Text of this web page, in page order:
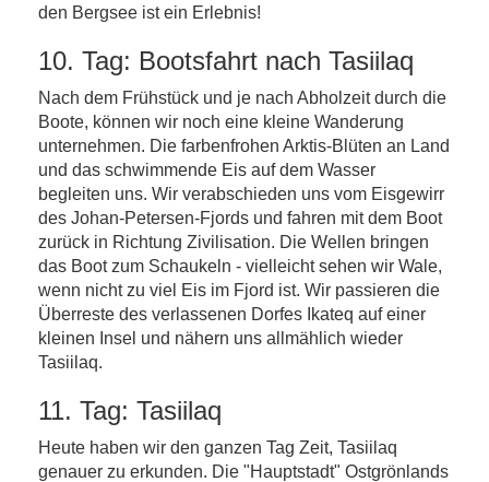
den Bergsee ist ein Erlebnis!
10. Tag: Bootsfahrt nach Tasiilaq
Nach dem Frühstück und je nach Abholzeit durch die
Boote, können wir noch eine kleine Wanderung
unternehmen. Die farbenfrohen Arktis-Blüten an Land
und das schwimmende Eis auf dem Wasser
begleiten uns. Wir verabschieden uns vom Eisgewirr
des Johan-Petersen-Fjords und fahren mit dem Boot
zurück in Richtung Zivilisation. Die Wellen bringen
das Boot zum Schaukeln - vielleicht sehen wir Wale,
wenn nicht zu viel Eis im Fjord ist. Wir passieren die
Überreste des verlassenen Dorfes Ikateq auf einer
kleinen Insel und nähern uns allmählich wieder
Tasiilaq.
11. Tag: Tasiilaq
Heute haben wir den ganzen Tag Zeit, Tasiilaq
genauer zu erkunden. Die "Hauptstadt" Ostgrönlands